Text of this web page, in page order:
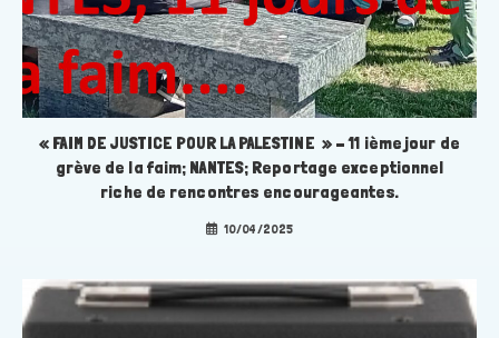
« FAIM DE JUSTICE POUR LA PALESTINE » – 11 ième jour de
grève de la faim; NANTES; Reportage exceptionnel
riche de rencontres encourageantes.
10/04/2025